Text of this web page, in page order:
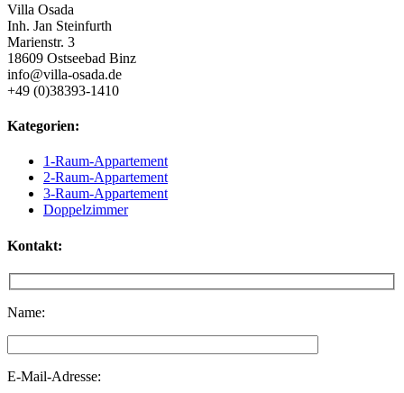
Villa Osada
Inh. Jan Steinfurth
Marienstr. 3
18609 Ostseebad Binz
info@villa-osada.de
+49 (0)38393-1410
Kategorien:
1-Raum-Appartement
2-Raum-Appartement
3-Raum-Appartement
Doppelzimmer
Kontakt:
Name:
E-Mail-Adresse: